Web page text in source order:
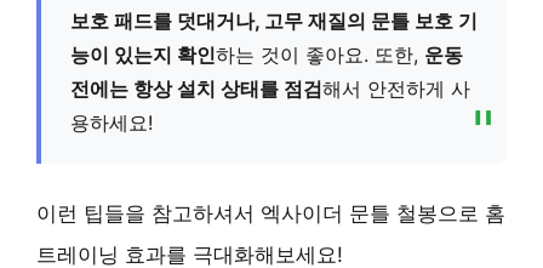
보호 패드를 덧대거나, 고무 재질의 문틀 보호 기
능이 있는지 확인하는 것이 좋아요. 또한, 운동
전에는 항상 설치 상태를 점검해서 안전하게 사
용하세요!
이런 팁들을 참고하셔서 엑사이더 문틀 철봉으로 홈
트레이닝 효과를 극대화해보세요!